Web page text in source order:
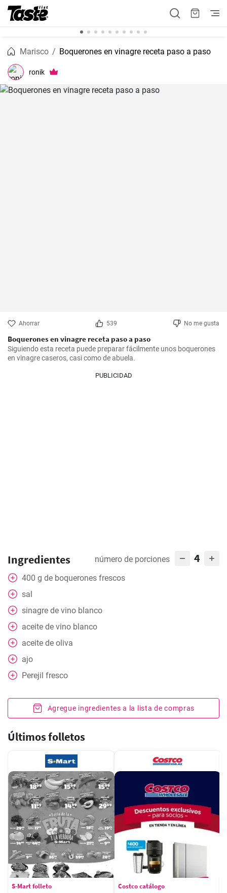
Marisco Boquerones en vinagre receta paso a paso
ronik
Ahorrar 539 No me gusta
Boquerones en vinagre receta paso a paso
Siguiendo esta receta puede preparar fácilmente unos boquerones
en vinagre caseros, casi como de abuela.
PUBLICIDAD
Ingredientes número de porciones 4
400 g de boquerones frescos
sal
sinagre de vino blanco
aceite de vino blanco
aceite de oliva
ajo
Perejil fresco
Agregue ingredientes a la lista de compras
Últimos folletos
S-Mart folleto Costco catálogo